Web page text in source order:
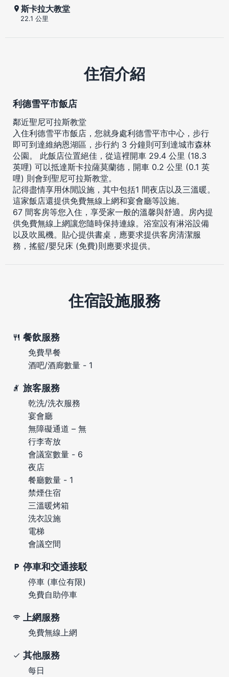
斯卡拉大教堂
22.1 公里
住宿介紹
利德雪平市飯店
鄰近聖尼可拉斯教堂
入住利德雪平市飯店，您就身處利德雪平市中心，步行
即可到達維納恩湖區，步行約 3 分鐘則可到達城市森林
公園。 此飯店位置絕佳，從這裡開車 29.4 公里 (18.3
英哩) 可以抵達斯卡拉薩莫蘭德，開車 0.2 公里 (0.1 英
哩) 則會到聖尼可拉斯教堂。
記得盡情享用休閒設施，其中包括1 間夜店以及三溫暖。
這家飯店還提供免費無線上網和宴會廳等設施。
67 間客房等您入住，享受家一般的溫馨與舒適。房內提
供免費無線上網讓您隨時保持連線。浴室設有淋浴設備
以及吹風機。貼心提供書桌，應要求提供客房清潔服
務，搖籃/嬰兒床 (免費)則應要求提供。
住宿設施服務
餐飲服務
免費早餐
酒吧/酒廊數量 - 1
旅客服務
乾洗/洗衣服務
宴會廳
無障礙通道 – 無
行李寄放
會議室數量 - 6
夜店
餐廳數量 - 1
禁煙住宿
三溫暖烤箱
洗衣設施
電梯
會議空間
停車和交通接駁
停車 (車位有限)
免費自助停車
上網服務
免費無線上網
其他服務
每日